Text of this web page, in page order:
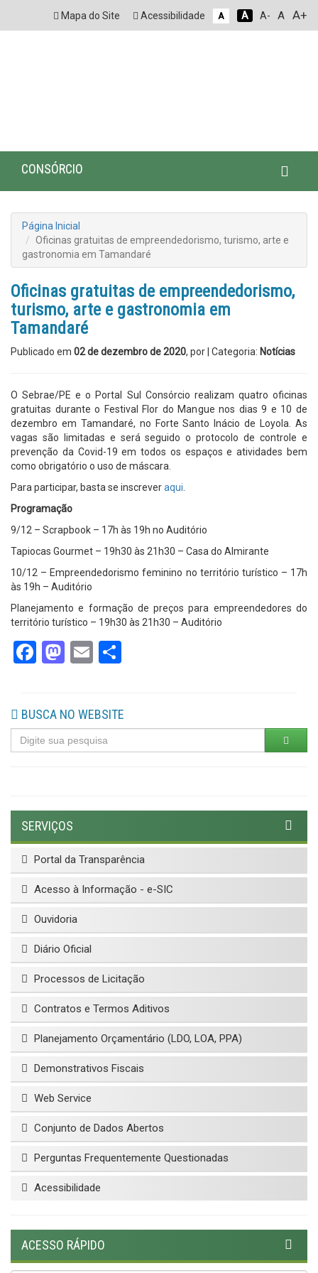
Mapa do Site Acessibilidade A A A- A A+
CONSÓRCIO
Página Inicial
Oficinas gratuitas de empreendedorismo, turismo, arte e
gastronomia em Tamandaré
Oficinas gratuitas de empreendedorismo,
turismo, arte e gastronomia em
Tamandaré
Publicado em 02 de dezembro de 2020, por | Categoria: Notícias
O Sebrae/PE e o Portal Sul Consórcio realizam quatro oficinas
gratuitas durante o Festival Flor do Mangue nos dias 9 e 10 de
dezembro em Tamandaré, no Forte Santo Inácio de Loyola. As
vagas são limitadas e será seguido o protocolo de controle e
prevenção da Covid-19 em todos os espaços e atividades bem
como obrigatório o uso de máscara.
Para participar, basta se inscreveraqui
Programação
9/12 – Scrapbook – 17h às 19h no Auditório
Tapiocas Gourmet – 19h30 às 21h30 – Casa do Almirante
10/12 – Empreendedorismo feminino no território turístico – 17h
às 19h – Auditório
Planejamento e formação de preços para empreendedores do
território turístico – 19h30 às 21h30 – Auditório
Facebook
Mastodon
Email
BUSCA NO WEBSITE
SERVIÇOS
Portal da Transparência
Acesso à Informação - e-SIC
Ouvidoria
Diário Oficial
Processos de Licitação
Contratos e Termos Aditivos
Planejamento Orçamentário (LDO, LOA, PPA)
Demonstrativos Fiscais
Web Service
Conjunto de Dados Abertos
Perguntas Frequentemente Questionadas
Acessibilidade
ACESSO RÁPIDO